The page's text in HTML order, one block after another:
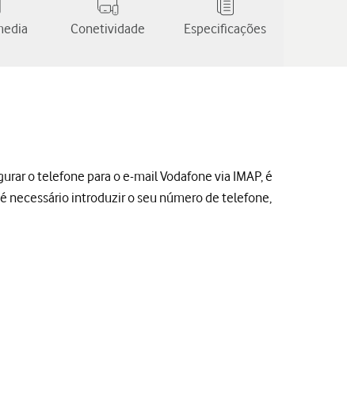
Conetividade Especificações
o telefone para o e-mail Vodafone via IMAP, é
é necessário introduzir o seu número de telefone,